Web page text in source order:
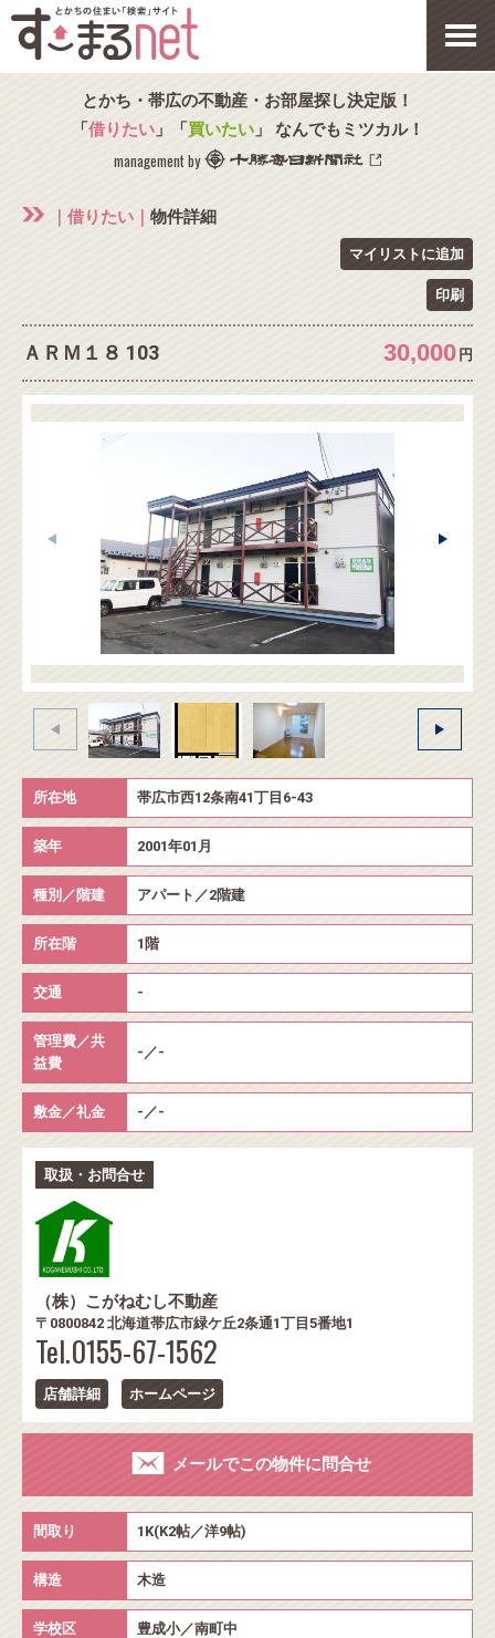
とかち・帯広の不動産・お部屋探し決定版！
「借りたい」「買いたい」 なんでもミツカル！
management by
｜借りたい｜ 物件詳細
マイリストに追加
印刷
ＡＲＭ１８ 103 30,000 円
所在地 帯広市西12条南41丁目6-43
築年 2001年01月
種別／階建 アパート／2階建
所在階 1階
交通 -
管理費／共
益費
-／-
敷金／礼金 -／-
取扱・お問合せ
（株）こがねむし不動産
〒0800842 北海道帯広市緑ケ丘2条通1丁目5番地1
Tel.0155-67-1562
店舗詳細 ホームページ
メールでこの物件に問合せ
間取り 1K(K2帖／洋9帖)
構造 木造
学校区 豊成小／南町中